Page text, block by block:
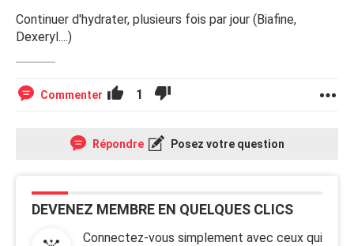
Continuer d'hydrater, plusieurs fois par jour (Biafine,
Dexeryl....)
Commenter 1
Répondre Posez votre question
DEVENEZ MEMBRE EN QUELQUES CLICS
Connectez-vous simplement avec ceux qui